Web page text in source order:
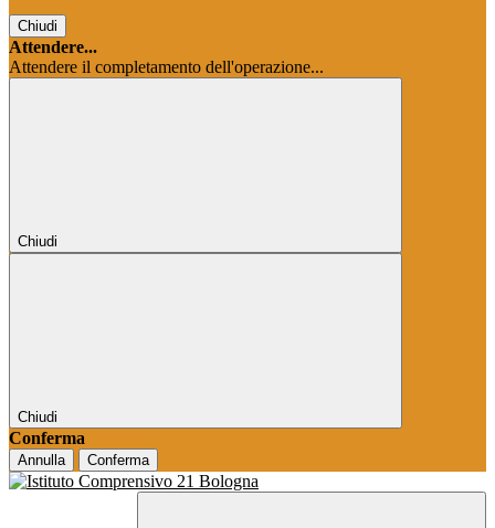
Chiudi
Attendere...
Attendere il completamento dell'operazione...
Chiudi
Chiudi
Conferma
Annulla Conferma